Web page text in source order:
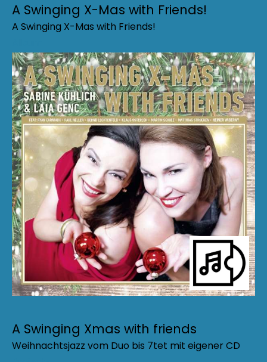
A Swinging X-Mas with Friends!
A Swinging X-Mas with Friends!
A Swinging Xmas with friends
Weihnachtsjazz vom Duo bis 7tet mit eigener CD